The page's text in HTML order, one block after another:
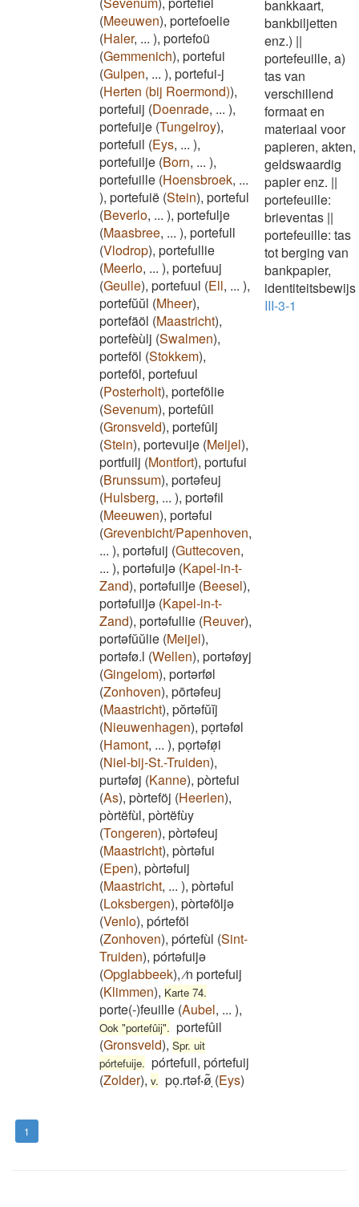
(Meeuwen), portefoelie
(Haler, ... ), portefoü
(Gemmenich), portefui
(Gulpen, ... ), portefui-j
(Herten (bij Roermond)),
portefuij (Doenrade, ... ),
portefuije (Tungelroy),
portefuil (Eys, ... ),
portefuilje (Born, ... ),
portefuille (Hoensbroek, ...
), portefuië (Stein), porteful
(Beverlo, ... ), portefulje
(Maasbree, ... ), portefull
(Vlodrop), portefullie
(Meerlo, ... ), portefuuj
(Geulle), portefuul (Ell, ... ),
portefŭŭl (Mheer),
portefäöl (Maastricht),
portefèùlj (Swalmen),
porteföl (Stokkem),
porteföl, portefuul
(Posterholt), portefölie
(Sevenum), portefûil
(Gronsveld), portefûlj
(Stein), portevuije (Meijel),
portfuilj (Montfort), portufui
(Brunssum), portəfeuj
(Hulsberg, ... ), portəfil
(Meeuwen), portəfui
(Grevenbicht/Papenhoven,
... ), portəfuij (Guttecoven,
... ), portəfuijə (Kapel-in-t-
Zand), portəfuilje (Beesel),
portəfuiljə (Kapel-in-t-
Zand), portəfullie (Reuver),
portəfŭŭlie (Meijel),
portəfø.l (Wellen), portəføyj
(Gingelom), portərføl
(Zonhoven), pōrtəfeuj
(Maastricht), pŏrtəfŭĭj
(Nieuwenhagen), poͅrtəføl
(Hamont, ... ), poͅrtəføͅi
(Niel-bij-St.-Truiden),
purtəføj (Kanne), pòrtefui
(As), pòrteföj (Heerlen),
pòrtëfùl, pòrtëfùy
(Tongeren), pòrtəfeuj
(Maastricht), pòrtəfui
(Epen), pòrtəfuij
(Maastricht, ... ), pòrtəful
(Loksbergen), pòrtəföljə
(Venlo), pórteföl
(Zonhoven), pórtefùl (Sint-
Truiden), pórtəfuijə
(Opglabbeek),⁄n portefuij
(Klimmen), Karte 74.
porte(-)feuille (Aubel, ... ),
Ook "portefûij". portefûil
(Gronsveld), Spr. uit
pórtefuije. pórtefuil, pórtefuij
(Zolder), v. poͅ.rtəf‧ø͂ͅ (Eys)
bankkaart,
bankbiljetten
enz.) ||
portefeuille, a)
tas van
verschillend
formaat en
materiaal voor
papieren, akten,
geldswaardig
papier enz. ||
portefeuille:
brieventas ||
portefeuille: tas
tot berging van
bankpapier,
identiteitsbewijs
III-3-1
1